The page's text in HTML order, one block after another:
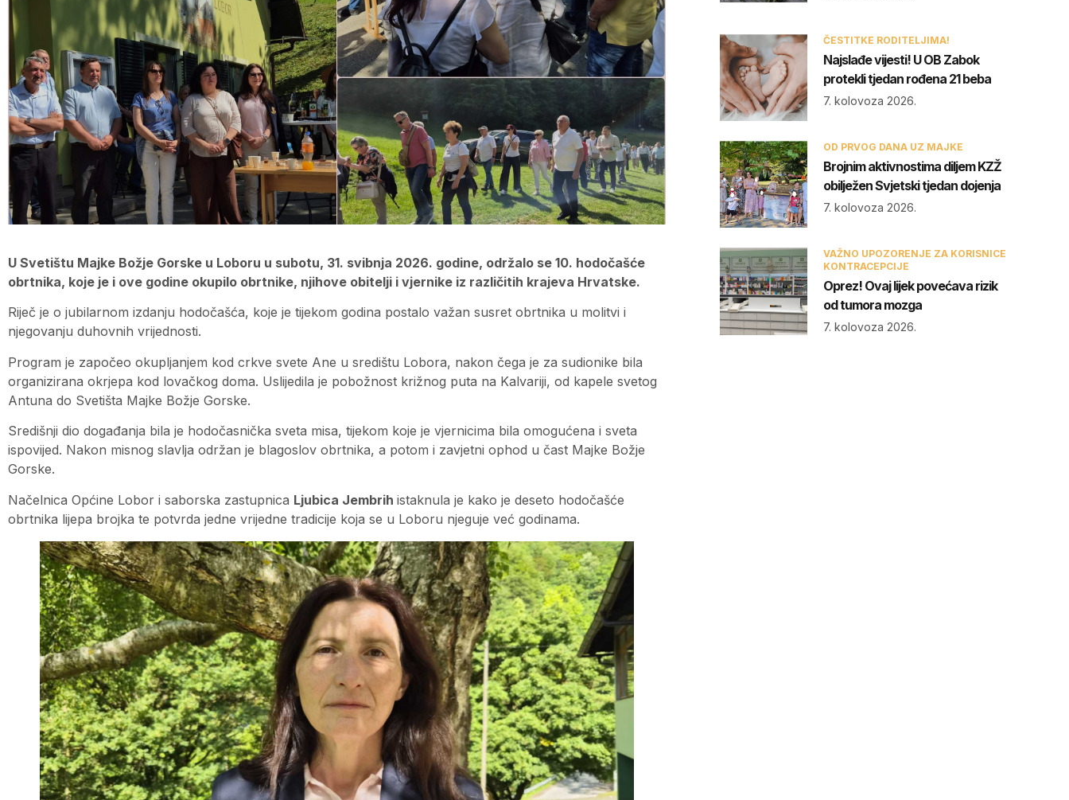
U Svetištu Majke Božje Gorske u Loboru u subotu, 31. svibnja 2026. godine, održalo se 10. hodočašće
obrtnika, koje je i ove godine okupilo obrtnike, njihove obitelji i vjernike iz različitih krajeva Hrvatske.
Riječ je o jubilarnom izdanju hodočašća, koje je tijekom godina postalo važan susret obrtnika u molitvi i
njegovanju duhovnih vrijednosti.
Program je započeo okupljanjem kod crkve svete Ane u središtu Lobora, nakon čega je za sudionike bila
organizirana okrjepa kod lovačkog doma. Uslijedila je pobožnost križnog puta na Kalvariji, od kapele svetog
Antuna do Svetišta Majke Božje Gorske.
Središnji dio događanja bila je hodočasnička sveta misa, tijekom koje je vjernicima bila omogućena i sveta
ispovijed. Nakon misnog slavlja održan je blagoslov obrtnika, a potom i zavjetni ophod u čast Majke Božje
Gorske.
Načelnica Općine Lobor i saborska zastupnica Ljubica Jembrih istaknula je kako je deseto hodočašće
obrtnika lijepa brojka te potvrda jedne vrijedne tradicije koja se u Loboru njeguje već godinama.
ČESTITKE RODITELJIMA!
Najslađe vijesti! U OB Zabok
protekli tjedan rođena 21 beba
7. kolovoza 2026.
OD PRVOG DANA UZ MAJKE
Brojnim aktivnostima diljem KZŽ
obilježen Svjetski tjedan dojenja
7. kolovoza 2026.
VAŽNO UPOZORENJE ZA KORISNICE
KONTRACEPCIJE
Oprez! Ovaj lijek povećava rizik
od tumora mozga
7. kolovoza 2026.